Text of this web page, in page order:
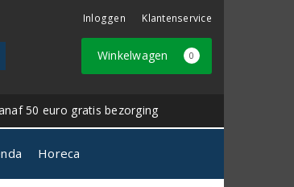
Inloggen Klantenservice
Winkelwagen 0
50 euro gratis bezorging
Horeca